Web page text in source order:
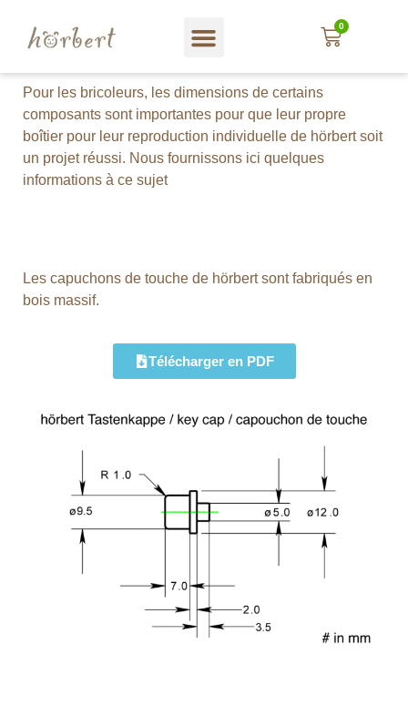
0
Pour les bricoleurs, les dimensions de certains
composants sont importantes pour que leur propre
boîtier pour leur reproduction individuelle de hörbert soit
un projet réussi. Nous fournissons ici quelques
informations à ce sujet
Les capuchons de touche de hörbert sont fabriqués en
bois massif.
Télécharger en PDF